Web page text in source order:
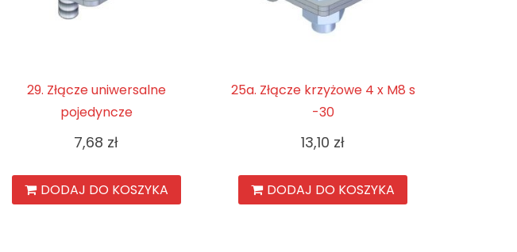
29. Złącze uniwersalne
pojedyncze
7,68 zł
DODAJ DO KOSZYKA
25a. Złącze krzyżowe 4 x M8 s
-30
13,10 zł
DODAJ DO KOSZYKA